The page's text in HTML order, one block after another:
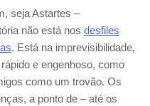
seja Astartes –
não está nos desfiles
. Está na imprevisibilidade,
e engenhoso, como
como um trovão. Os
a ponto de – até os